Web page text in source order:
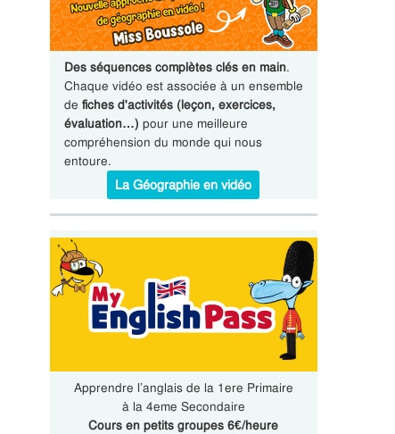
Des séquences complètes clés en main.
Chaque vidéo est associée à un ensemble
de fiches d'activités (leçon, exercices,
évaluation…) pour une meilleure
compréhension du monde qui nous
entoure.
La Géographie en vidéo
Apprendre l’anglais de la 1ere Primaire
à la 4eme Secondaire
Cours en petits groupes 6€/heure